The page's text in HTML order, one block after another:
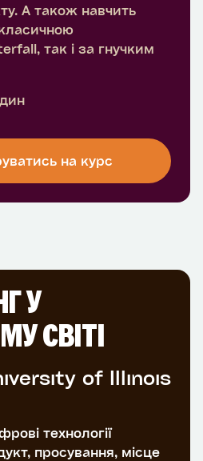
А також навчить
так і за гнучким
на курс
У
СВІТІ
of Illinois
технології
просування, місце